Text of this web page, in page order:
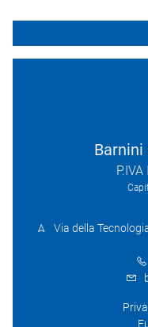
Barnini
Via della